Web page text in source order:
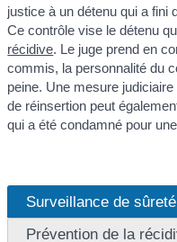
justice à un détenu qui a fini
Ce contrôle vise le détenu
récidive. Le juge prend en
commis, la personnalité du
peine. Une mesure
de réinsertion peut
qui a été condamné pour une
Surveillance de
Prévention de la